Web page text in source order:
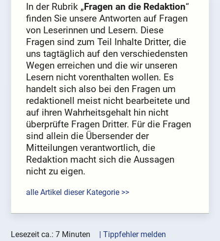
In der Rubrik „Fragen an die Redaktion“
finden Sie unsere Antworten auf Fragen
von Leserinnen und Lesern. Diese
Fragen sind zum Teil Inhalte Dritter, die
uns tagtäglich auf den verschiedensten
Wegen erreichen und die wir unseren
Lesern nicht vorenthalten wollen. Es
handelt sich also bei den Fragen um
redaktionell meist nicht bearbeitete und
auf ihren Wahrheitsgehalt hin nicht
überprüfte Fragen Dritter. Für die Fragen
sind allein die Übersender der
Mitteilungen verantwortlich, die
Redaktion macht sich die Aussagen
nicht zu eigen.
alle Artikel dieser Kategorie >>
Lesezeit ca.: 7 Minuten
| Tippfehler melden